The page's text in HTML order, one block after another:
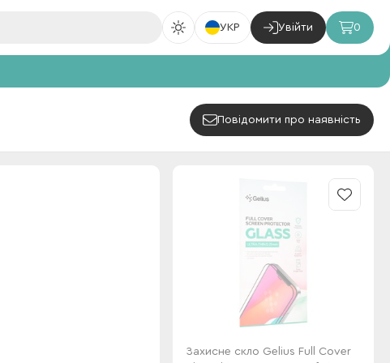
УКР Увійти 0
Повідомити про наявність
Захисне скло Gelius Full Cover